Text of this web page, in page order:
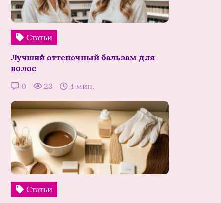
Статьи
Лучший оттеночный бальзам для
волос
0 23 4 мин.
Статьи